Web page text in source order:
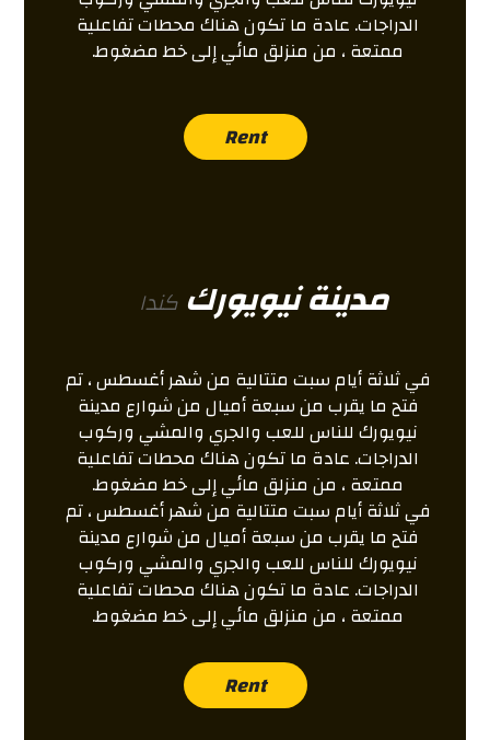
الدراجات. عادة ما تكون هناك محطات تفاعلية
ممتعة ، من منزلق مائي إلى خط مضغوط.
Rent
مدينة نيويورك کندا
في ثلاثة أيام سبت متتالية من شهر أغسطس ، تم
فتح ما يقرب من سبعة أميال من شوارع مدينة
نيويورك للناس للعب والجري والمشي وركوب
الدراجات. عادة ما تكون هناك محطات تفاعلية
ممتعة ، من منزلق مائي إلى خط مضغوط.
في ثلاثة أيام سبت متتالية من شهر أغسطس ، تم
فتح ما يقرب من سبعة أميال من شوارع مدينة
نيويورك للناس للعب والجري والمشي وركوب
الدراجات. عادة ما تكون هناك محطات تفاعلية
ممتعة ، من منزلق مائي إلى خط مضغوط.
Rent